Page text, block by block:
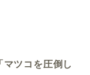
マツコを圧倒し